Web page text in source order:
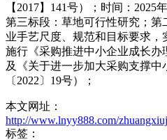
【2017】141号）；时间：2025
第三标段：草地可行性研究；
业手艺尺度、规范和目标要求，
施行《采购推进中小企业成长办
及《关于进一步加大采购支撑
〔2022〕19号）；
本文网址：
http://www.lnyy888.com/
标签：